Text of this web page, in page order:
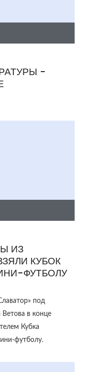
-
ИЗ
КУБОК
ФУТБОЛУ
под
в конце
Кубка
футболу.